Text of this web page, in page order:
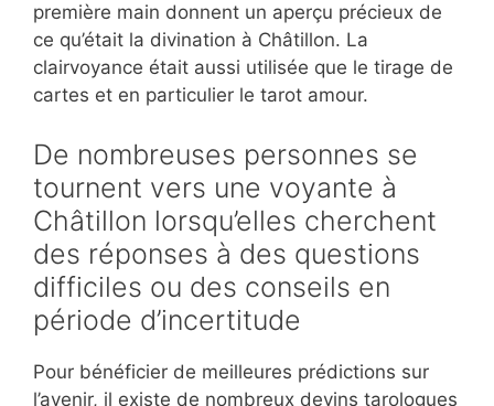
première main donnent un aperçu précieux de
ce qu’était la divination à Châtillon. La
clairvoyance était aussi utilisée que le tirage de
cartes et en particulier le tarot amour.
De nombreuses personnes se
tournent vers une voyante à
Châtillon lorsqu’elles cherchent
des réponses à des questions
difficiles ou des conseils en
période d’incertitude
Pour bénéficier de meilleures prédictions sur
l’avenir, il existe de nombreux devins tarologues